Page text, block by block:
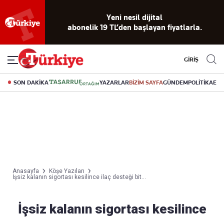
Yeni nesil dijital
abonelik 19 TL’den başlayan fiyatlarla.
GİRİŞ
SON DAKİKA YAZARLARBİZİM SAYFAGÜNDEMPOLİTİKA
Anasayfa
Köşe Yazıları
İşsiz kalanın sigortası kesilince ilaç desteği bit...
İşsiz kalanın sigortası kesilince